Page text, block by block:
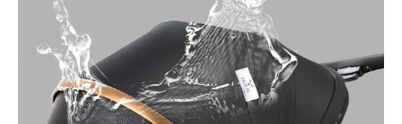
sortie confortable et
agréable.